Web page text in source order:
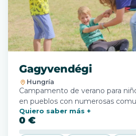
Gagyvendégi
Hungría
Campamento de verano para
en pueblos con numerosas
Quiero saber más
0 €